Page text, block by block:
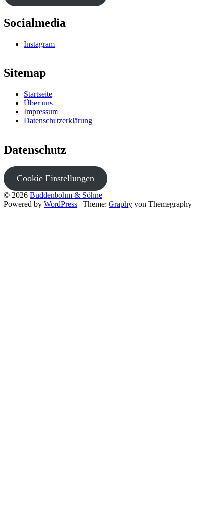
Socialmedia
Instagram
Sitemap
Startseite
Über uns
Impressum
Datenschutzerklärung
Datenschutz
Cookie Einstellungen
© 2026 Buddenbohm & Söhne
Powered by WordPress | Theme: Graphy von Themegraphy